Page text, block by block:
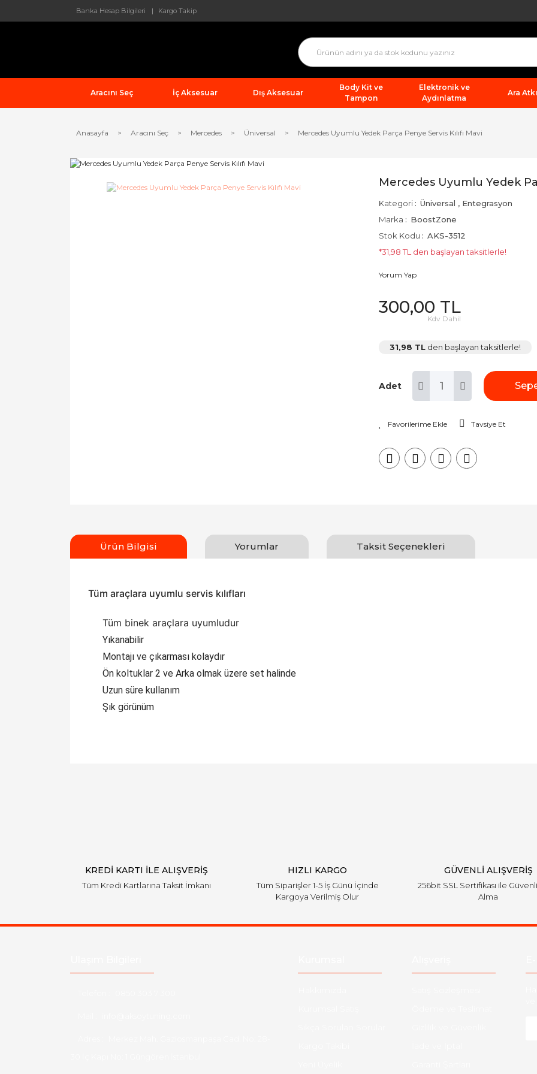
Banka Hesap Bilgileri Kargo Takip
Aracını Seç İç Aksesuar Dış Aksesuar
Body Kit ve
Tampon
Elektronik ve
Aydınlatma
Ara
Anasayfa Aracını Seç Mercedes Üniversal Mercedes Uyumlu Yedek Parça Penye Servis Kılıfı Mavi
Mercedes Uyumlu Yedek
Kategori Üniversal , Entegrasyon
Marka
BoostZone
Stok Kodu
AKS-3512
*31,98 TL den başlayan taksitlerle!
Yorum Yap
300,00 TL
Kdv Dahil
31,98 TL den başlayan taksitlerle!
Adet
Tavsiye Et
Ürün Bilgisi Yorumlar Taksit Seçenekleri
Tüm araçlara uyumlu servis kılıfları
Tüm binek araçlara uyumludur
Yıkanabilir
Montajı ve çıkarması kolaydır
Ön koltuklar 2 ve Arka olmak üzere set halinde
Uzun süre kullanım
Şık görünüm
KREDİ KARTI İLE ALIŞVERİŞ
Tüm Kredi Kartlarına Taksit İmkanı
HIZLI KARGO
Tüm Siparişler 1-5 İş Günü İçinde
Kargoya Verilmiş Olur
GÜVENLİ ALIŞVERİŞ
256bit SSL Sertifikası ile
Alma